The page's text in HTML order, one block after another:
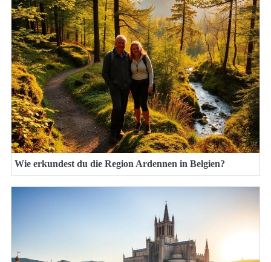
Wie erkundest du die Region Ardennen in Belgien?